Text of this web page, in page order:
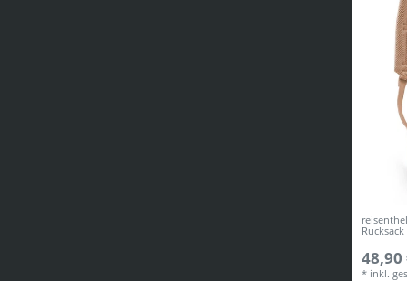
48,90
* inkl.